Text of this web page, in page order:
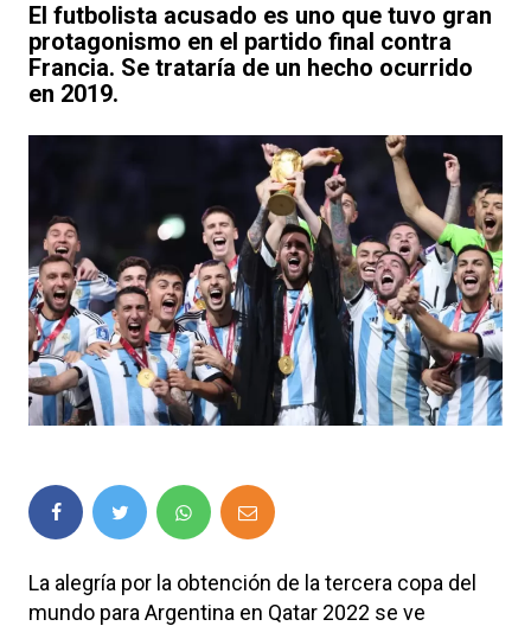
El futbolista acusado es uno que tuvo gran
protagonismo en el partido final contra
Francia. Se trataría de un hecho ocurrido
en 2019.
La alegría por la obtención de la tercera copa del
mundo para Argentina en Qatar 2022 se ve